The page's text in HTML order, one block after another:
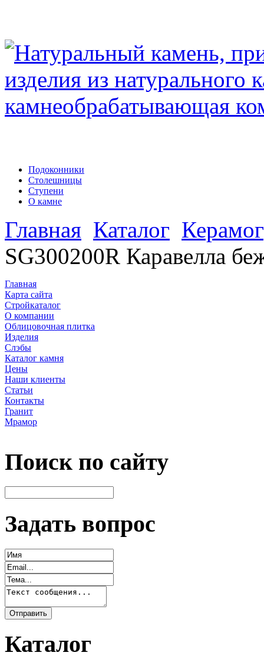
Подоконники
Столешницы
Ступени
О камне
Главная Каталог
SG300200R Каравелла
Главная
Карта сайта
Стройкаталог
О компании
Облицовочная плитка
Изделия
Слэбы
Каталог камня
Цены
Наши клиенты
Статьи
Контакты
Гранит
Мрамор
Поиск по сайту
Задать вопрос
Каталог